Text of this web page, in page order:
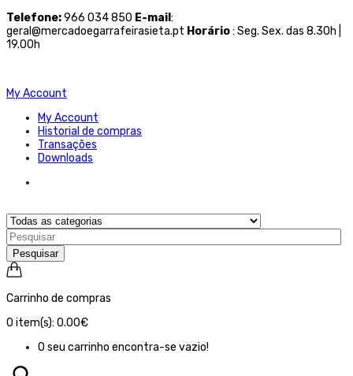
Telefone:966 034 850 E-mail :
geral@mercadoegarrafeirasieta.pt Horário: Seg. Sex. das 8.30h |
19.00h
My Account
My Account
Historial de compras
Transações
Downloads
Pesquisar
Carrinho de compras
0 item(s): 0.00€
O seu carrinho encontra-se vazio!